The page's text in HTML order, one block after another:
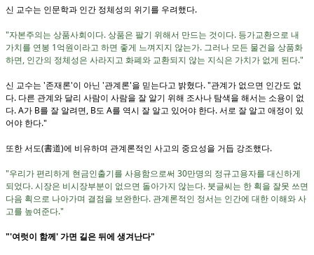
신 교수는 인문학과 인간 정체성의 위기를 우려했다.
"자본주의는 상품사회이다. 상품은 팔기 위해서 만드는 것이다. 등가교환으로 내
가치를 연봉 1억원이라고 하면 좋게 느껴지지 않는가. 그러나 모든 물건을 상품화
하면, 인간의 정체성은 사라지고 화폐와 교환되지 않는 지식은 가치가 없게 된다."
신 교수는 '존재론'이 아닌 '관계론'을 믿는다고 밝혔다. "관계가 없으면 인간도 없
다. 다른 관계와 달리 사람이 사람을 잘 알기 위해 조사나 탐색을 해서는 소용이 없
다. A가 B를 잘 알려면, B도 A를 역시 잘 알고 있어야 한다. 서로 잘 알고 애정이 있
어야 한다."
또한 서도(書道)에 비유하며 관계론적인 사고의 중요성을 거듭 강조했다.
"우리가 편리하게 현금인출기를 사용함으로써 30만명의 정규고용자를 대신하게
되었다. 시장은 비시장부분이 없으면 돌아가지 않는다. 붓글씨는 한 획을 잘못 쓰면
다음 획으로 나아가며 결점을 보완한다. 관계론적인 정서는 인간에 대한 이해와 사
고를 높여준다."
"'여럿이 함께' 가면 길은 뒤에 생겨난다"